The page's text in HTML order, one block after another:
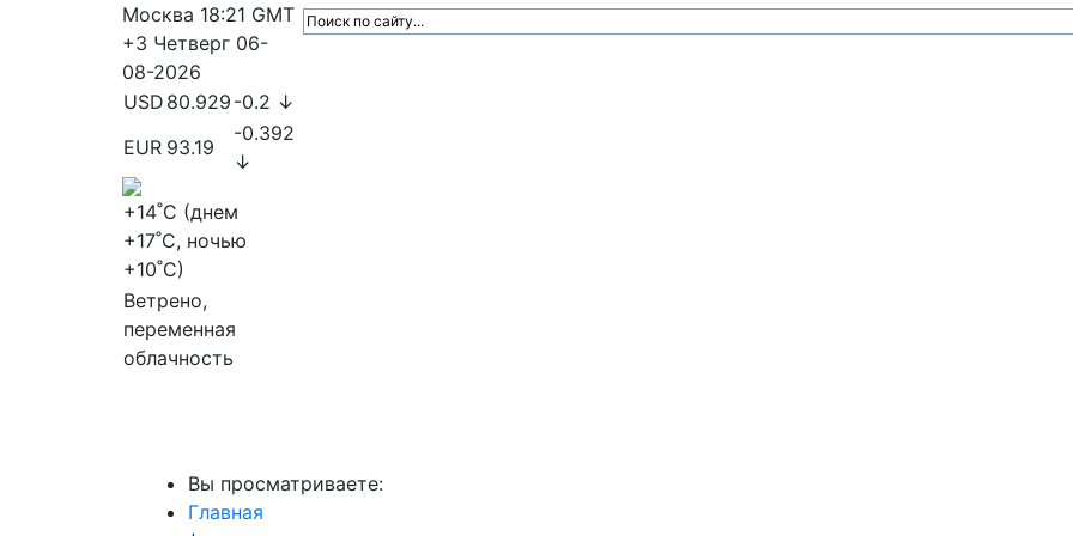
Москва 18:21 GMT
+3 Четверг 06-
08-2026
USD 80.929 -0.2 ↓
EUR 93.19
-0.392
↓
+14˚C (днем
+17˚C, ночью
+10˚C)
Ветрено,
переменная
облачность
Вы просматриваете:
Главная